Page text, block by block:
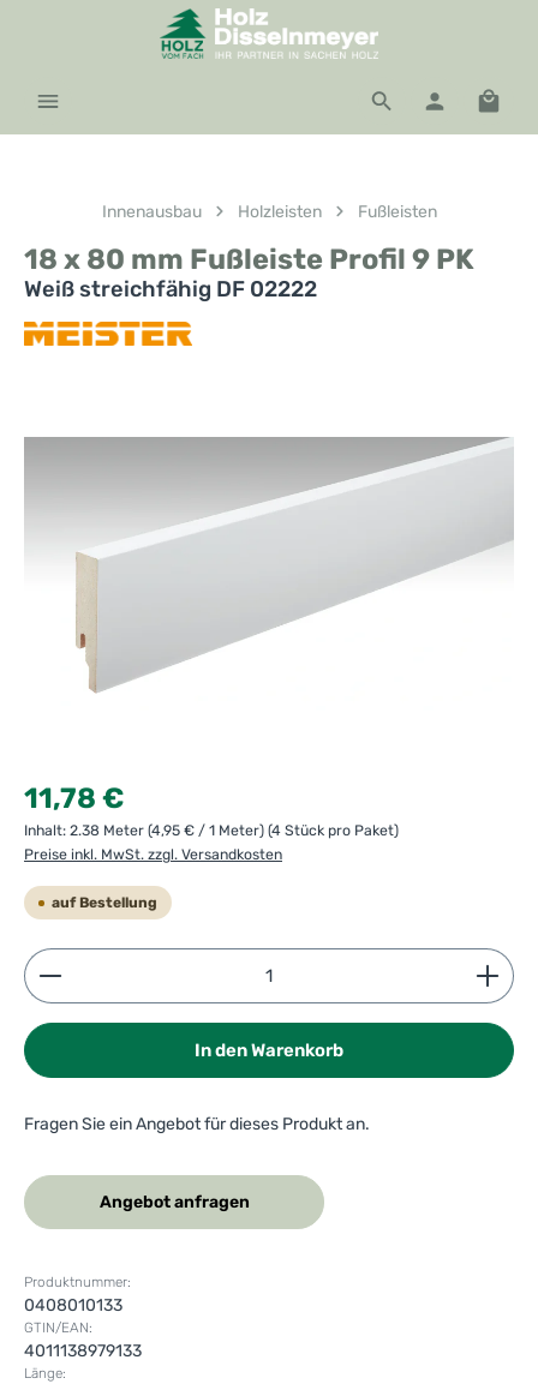
Zum Hauptinhalt springen
Innenausbau Holzleisten Fußleisten
18 x 80 mm Fußleiste Profil 9 PK
Weiß streichfähig DF 02222
Regulärer Preis:
11,78 €
Inhalt: 2.38 Meter (4,95 € / 1 Meter) (4 Stück pro Paket)
Preise inkl. MwSt. zzgl. Versandkosten
auf Bestellung
Produkt Anzahl: Gib den gewünschten Wert ein
In den Warenkorb
Fragen Sie ein Angebot für dieses Produkt an.
Angebot anfragen
Produktnummer:
0408010133
GTIN/EAN:
4011138979133
Länge: